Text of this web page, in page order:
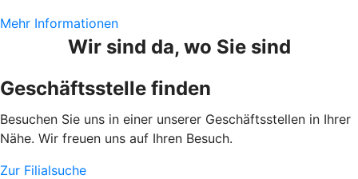
Mehr Informationen
Wir sind da, wo Sie sind
Geschäftsstelle finden
Besuchen Sie uns in einer unserer Geschäftsstellen in Ihrer
Nähe. Wir freuen uns auf Ihren Besuch.
Zur Filialsuche